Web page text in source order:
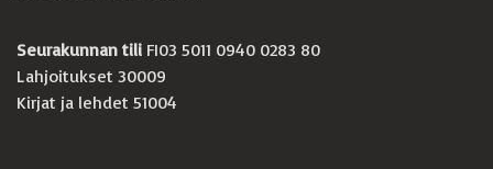
Seurakunnan tili FI03 5011 0940 0283 80
Lahjoitukset 30009
Kirjat ja lehdet 51004